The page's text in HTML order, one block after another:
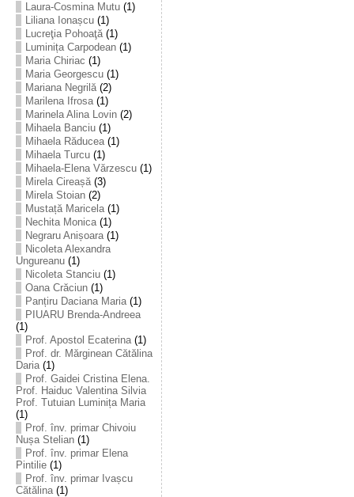
Laura-Cosmina Mutu(1)
Liliana Ionașcu(1)
Lucreţia Pohoaţă(1)
Luminița Carpodean(1)
Maria Chiriac (1)
Maria Georgescu(1)
Mariana Negrilă(2)
Marilena Ifrosa(1)
Marinela Alina Lovin(2)
Mihaela Banciu(1)
Mihaela Răducea(1)
Mihaela Turcu(1)
Mihaela-Elena Vărzescu(1)
Mirela Cireașă(3)
Mirela Stoian(2)
Mustață Maricela(1)
Nechita Monica(1)
Negraru Anișoara(1)
Nicoleta Alexandra
Ungureanu(1)
Nicoleta Stanciu(1)
Oana Crăciun(1)
Panțiru Daciana Maria(1)
PIUARU Brenda-Andreea
(1)
Prof. Apostol Ecaterina(1)
Prof. dr. Mărginean Cătălina
Daria(1)
Prof. Gaidei Cristina Elena.
Prof. Haiduc Valentina Silvia
Prof. Tutuian Luminița Maria
(1)
Prof. înv. primar Chivoiu
Nușa Stelian(1)
Prof. înv. primar Elena
Pintilie(1)
Prof. înv. primar Ivașcu
Cătălina(1)